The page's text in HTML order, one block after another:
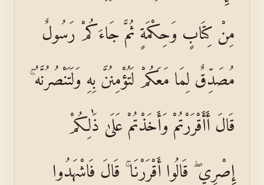
مِنْ كِتَابٍ وَحِكْمَةٍ ثُمَّ جَاءَكُمْ رَسُولٌ
مُصَدِّقٌ لِمَا مَعَكُمْ لَتُؤْمِنُنَّ بِهِ وَلَتَنْصُرُنَّهُ ۚ
قَالَ أَأَقْرَرْتُمْ وَأَخَذْتُمْ عَلَىٰ ذَٰلِكُمْ
إِصْرِي ۖ قَالُوا أَقْرَرْنَا ۚ قَالَ فَاشْهَدُوا